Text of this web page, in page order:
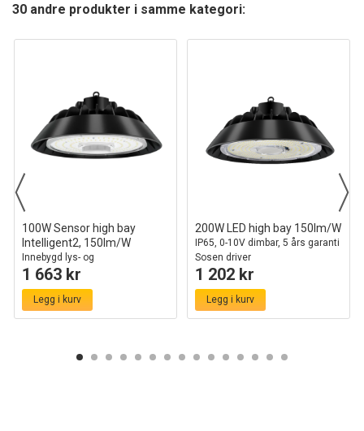
30 andre produkter i samme kategori:
100W Sensor high bay
Intelligent2, 150lm/W
Innebygd lys- og
bevegelsessensor
1 663 kr
Legg i kurv
200W LED high bay 150lm/W
IP65, 0-10V dimbar, 5 års garanti
Sosen driver
1 202 kr
Legg i kurv